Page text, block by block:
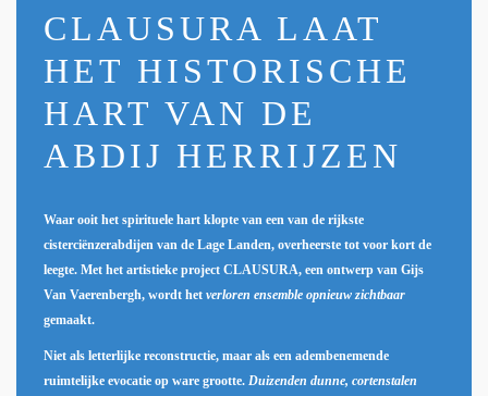
CLAUSURA LAAT
HET HISTORISCHE
HART VAN DE
ABDIJ HERRIJZEN
Waar ooit het spirituele hart klopte van een van de rijkste
cisterciënzerabdijen van de Lage Landen, overheerste tot voor kort de
leegte. Met het artistieke project CLAUSURA, een ontwerp van Gijs
Van Vaerenbergh, wordt het verloren ensemble opnieuw zichtbaar
gemaakt.
Niet als letterlijke reconstructie, maar als een adembenemende
ruimtelijke evocatie op ware grootte. Duizenden dunne, cortenstalen